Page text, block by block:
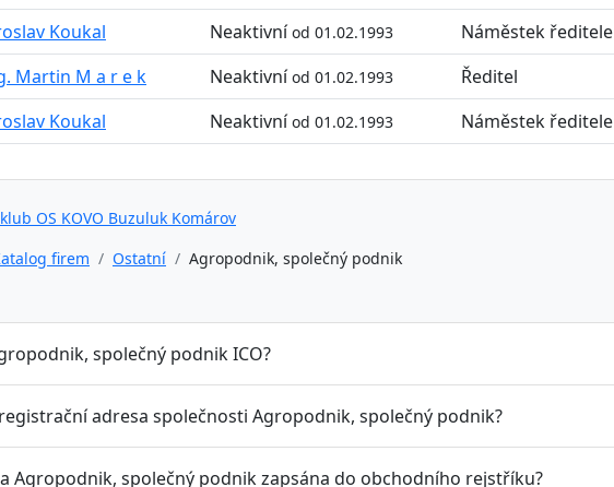
Koukal
Neaktivníod 01.02.1993 Náměstek ředitele
Martin M a r e k
Neaktivníod 01.02.1993 Ředitel
Koukal
Neaktivníod 01.02.1993 Náměstek ředitele
OS KOVO Buzuluk Komárov
firem Ostatní Agropodnik, společný podnik
společný podnik ICO?
registrační adresa společnosti Agropodnik, společný podnik?
Agropodnik, společný podnik zapsána do obchodního rejstříku?